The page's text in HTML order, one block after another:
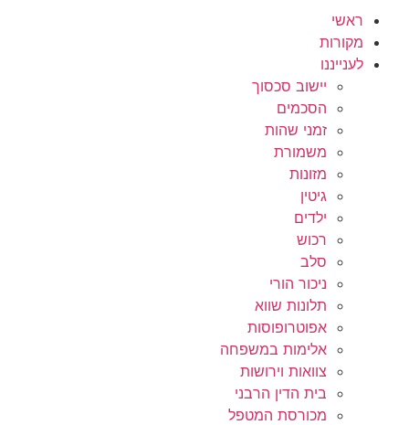
ראשי
מקורות
לענייננו
יישוב סכסוך
הסכמים
זמני שהות
משמורת
מזונות
גיטין
ילדים
רכוש
סלב
ניכור הורי
תלונות שווא
אפוטרופוסות
אלימות במשפחה
צוואות וירושות
בית הדין הרבני
מכורסת המטפל